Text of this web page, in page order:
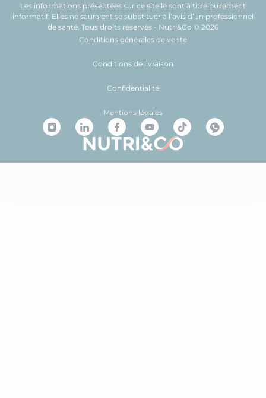
Les informations présentées sur ce site le sont à titre purement
informatif. Elles ne sauraient se substituer à l’avis d’un professionnel
de santé. Tous droits réservés - Nutri&Co © 2026
Conditions générales de vente
Conditions de livraison
Confidentialité
Mentions légales